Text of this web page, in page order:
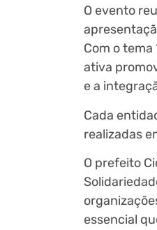
O evento
Com o
ativa
e a
Cada
realizadas
O prefeito
essencial